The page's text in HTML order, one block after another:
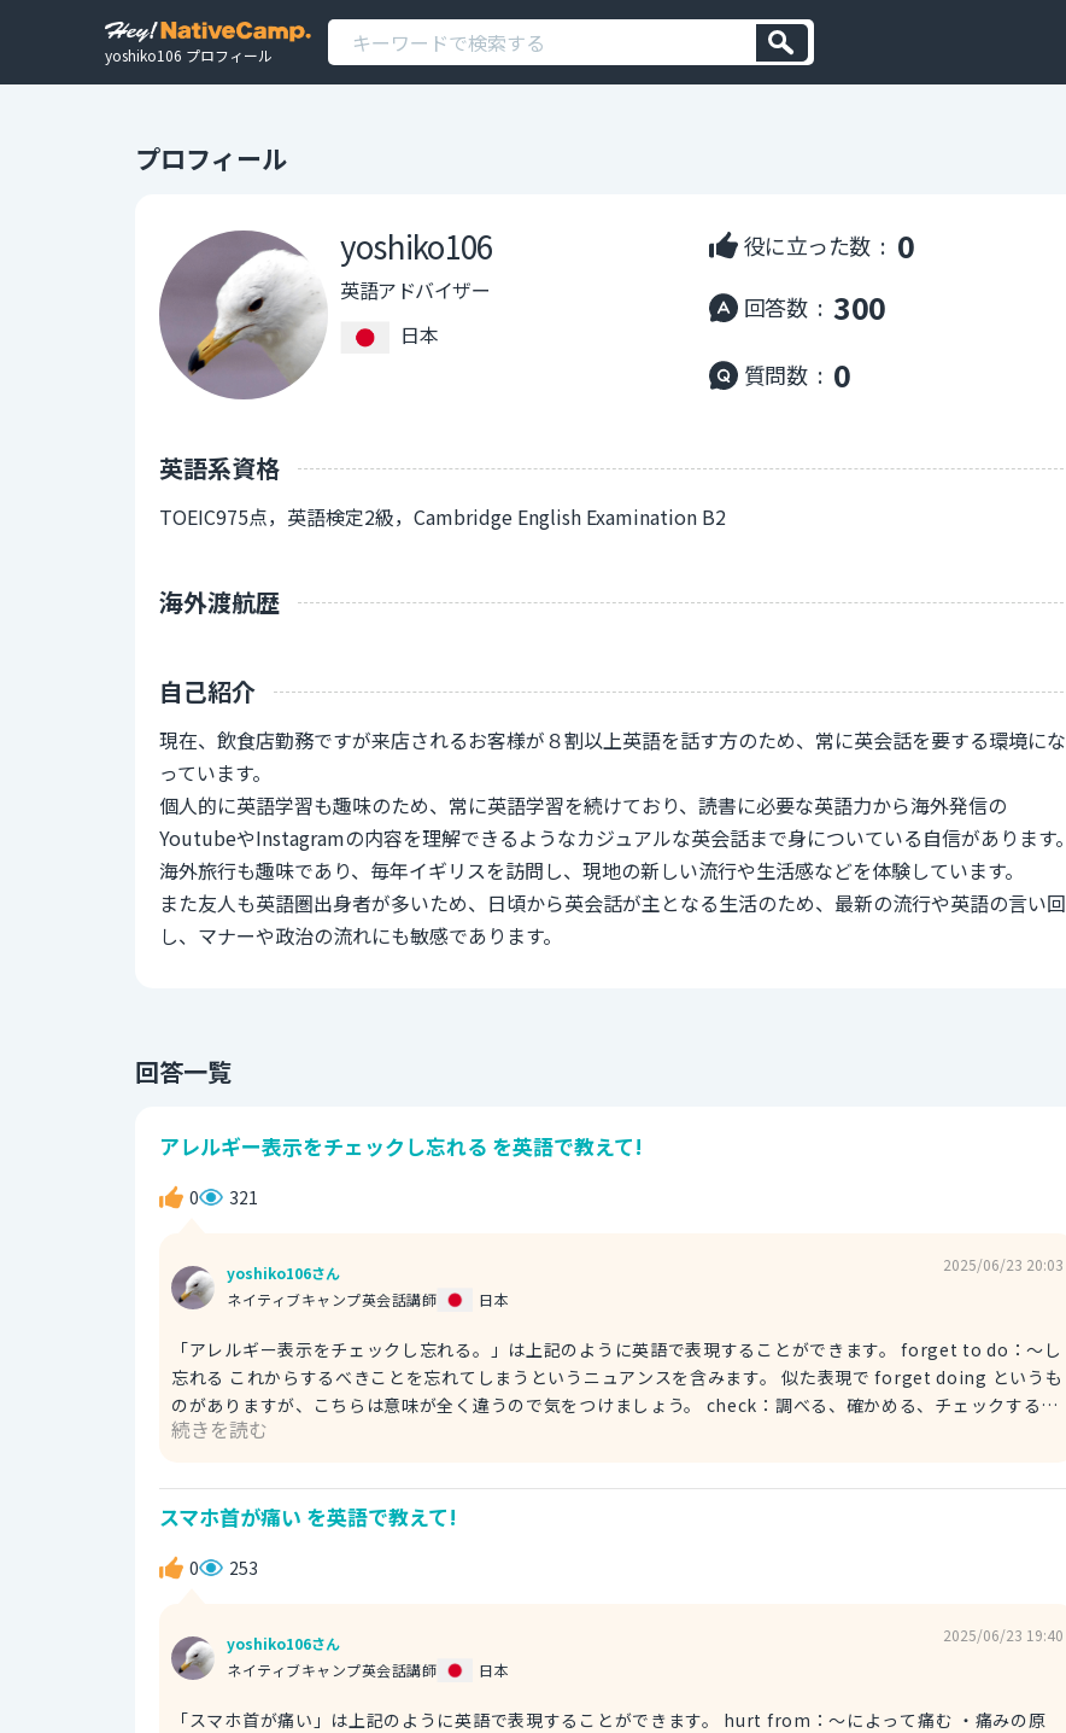
yoshiko106 プロフィール
プロフィール
yoshiko106
英語アドバイザー
日本
役に立った数 : 0
回答数 : 300
質問数 : 0
英語系資格
TOEIC975点，英語検定2級，Cambridge English Examination B2
海外渡航歴
自己紹介
現在、飲食店勤務ですが来店されるお客様が８割以上英語を話す方のため、常に英会話を要する環境にな
っています。
個人的に英語学習も趣味のため、常に英語学習を続けており、読書に必要な英語力から海外発信の
YoutubeやInstagramの内容を理解できるようなカジュアルな英会話まで身についている自信があります。
海外旅行も趣味であり、毎年イギリスを訪問し、現地の新しい流行や生活感などを体験しています。
また友人も英語圏出身者が多いため、日頃から英会話が主となる生活のため、最新の流行や英語の言い回
し、マナーや政治の流れにも敏感であります。
回答一覧
アレルギー表示をチェックし忘れる を英語で教えて!
0 321
yoshiko106さん
ネイティブキャンプ英会話講師
日本
2025/06/23 20:03
「アレルギー表示をチェックし忘れる。」は上記のように英語で表現することができます。 forget to do：〜し
忘れる これからするべきことを忘れてしまうというニュアンスを含みます。 似た表現で forget doing というも
のがありますが、こちらは意味が全く違うので気をつけましょう。 check：調べる、確かめる、チェックする
（動詞） allergy list：アレルギー表 ・アレルギー物質の一覧表のこと指します。 よって上記の表現は「アレル
to do：〜するのを忘れる ・「これから何かするのを忘れる」というまだ起きていないことやこれからすること
を忘れるというニュアンスを含みます。 （例文） I can't forget to call my mom this weekend. It's her
い ・「気をつけないと忘れそう」というニュアンスを含みます。 call：電話する（動詞） weekend：週末（名
た。私、疲れているんだな。 ※ already：もう、すでに（副詞） must be：〜に違いない tired：疲れた、疲れ
ている（形容詞） いかがですか？ぜひ参考にしてみてください。
続きを読む
スマホ首が痛い を英語で教えて!
0 253
yoshiko106さん
ネイティブキャンプ英会話講師
日本
2025/06/23 19:40
「スマホ首が痛い」は上記のように英語で表現することができます。 hurt from：〜によって痛む ・痛みの原